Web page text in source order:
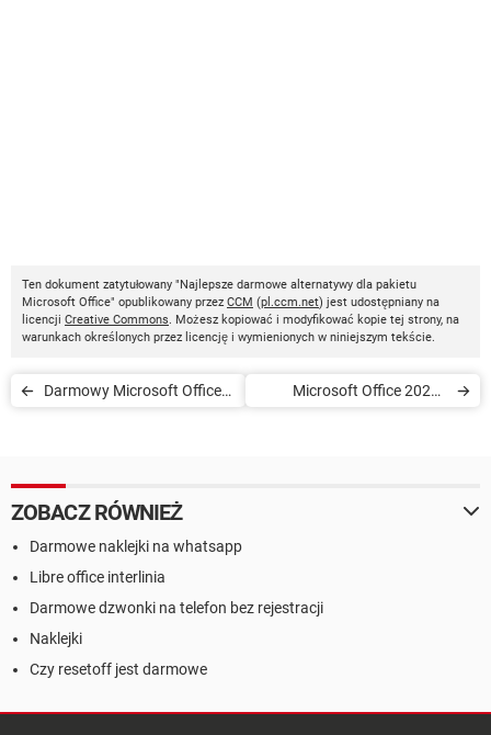
Ten dokument zatytułowany "Najlepsze darmowe alternatywy dla pakietu
Microsoft Office" opublikowany przez CCM (pl.ccm.net) jest udostępniany na
licencji Creative Commons . Możesz kopiować i modyfikować kopie tej strony, na
warunkach określonych przez licencję i wymienionych w niniejszym tekście.
Darmowy Microsoft Office
Microsoft Office 2021 -
ZOBACZ RÓWNIEŻ
Darmowe naklejki na whatsapp
Libre office interlinia
Darmowe dzwonki na telefon bez rejestracji
Naklejki
Czy resetoff jest darmowe